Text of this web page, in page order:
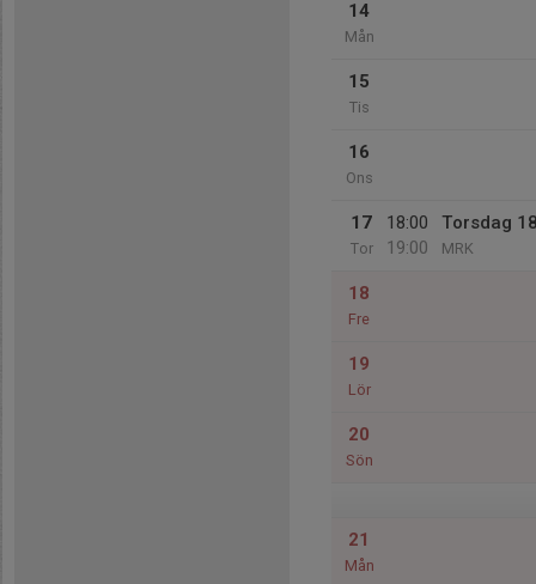
14
Mån
15
Tis
16
Ons
17
Tor
18:00
19:00
Torsdag
MRK
18
Fre
19
Lör
20
Sön
21
Mån